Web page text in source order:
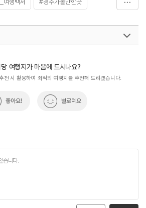
여행백서 #경주가볼만한곳
동반여행지
#역사공부 #역사관광지
사문화체험 #친구와함께
-모두의여행)
033-738-3425
여행지가 마음에 드시나요?
천 시 활용하여 최적의 여행지를 추천해 드리겠습니다.
좋아요! 별로예요